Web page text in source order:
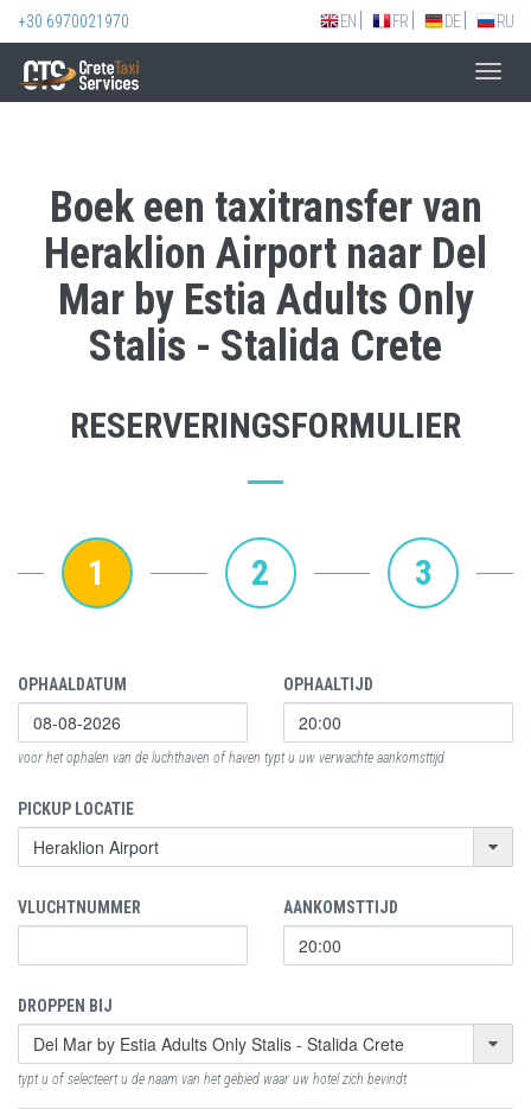
+30 6970021970 EN FR DE RU
Boek een taxitransfer van
Heraklion Airport naar Del
Mar by Estia Adults Only
Stalis - Stalida Crete
RESERVERINGSFORMULIER
1 2 3
OPHAALDATUM OPHAALTIJD
voor het ophalen van de luchthaven of haven typt u uw verwachte aankomsttijd
PICKUP LOCATIE
VLUCHTNUMMER AANKOMSTTIJD
DROPPEN BIJ
typt u of selecteert u de naam van het gebied waar uw hotel zich bevindt